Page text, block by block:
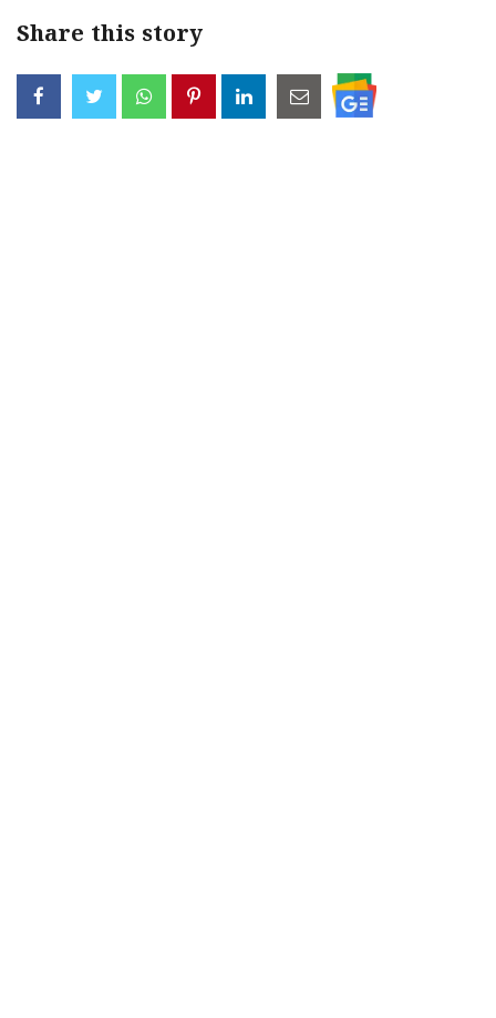
Share this story